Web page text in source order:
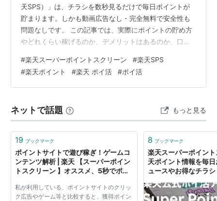
天SPS）」は、チラシを数秒見るだけで毎日ポイントが
貯まります。しかも動画広告なし・完全無料で安全性も
問題なしです。 この記事では、実際にポイントの貯め方
やどれくらい稼げるのか、デメリットはあるのか、口コ
イントスクリーン Rakuten Group, Inc. 目次 楽天スーパ
ーポイントスクリーンとは？基本情報と概要 ポイントサ
イトにインストール案件はある？ 招待コードはある？ 楽
て ポイントの貯め方 ポイントが反映されないことがあ
る？ どれく…
#楽天スーパーポイントスクリーン #楽天SPS
#楽天ポイント #楽天 ポイ活 #ポイ活
ネットで話題 もっと見る
19 ブックマーク
ポイントサイトで遊び稼ぎ！ゲームコ
ンテンツ解析 | 楽天 【スーパーポイン
トスクリーン 】オススメ、5秒でポイ
私が利用している、ポイントサイトのクリッ
ク広告やゲーム等と比較すると、獲得ポイン
8 ブックマーク
楽天スーパーポイン
天ポイント情報を毎
ュースやお得なチラ